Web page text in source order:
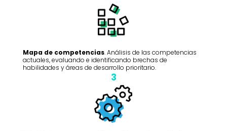
Mapa de competencias. Análisis de las competencias
actuales, evaluando e identificando brechas de
habilidades y áreas de desarrollo prioritario.
3